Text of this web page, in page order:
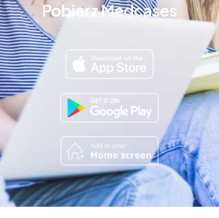
Pobierz Medcases